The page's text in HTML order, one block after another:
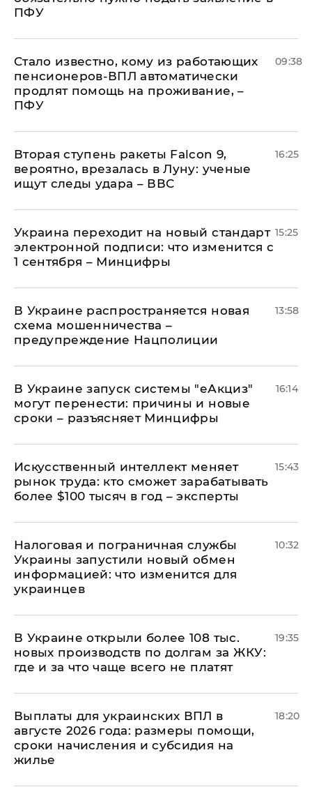
ПФУ
Стало известно, кому из работающих
пенсионеров-ВПЛ автоматически
продлят помощь на проживание, –
ПФУ
09:38
Вторая ступень ракеты Falcon 9,
вероятно, врезалась в Луну: ученые
ищут следы удара – ВВС
16:25
Украина переходит на новый стандарт
электронной подписи: что изменится с
1 сентября – Минцифры
15:25
В Украине распространяется новая
схема мошенничества –
предупреждение Нацполиции
13:58
В Украине запуск системы "еАкциз"
могут перенести: причины и новые
сроки – разъясняет Минцифры
16:14
Искусственный интеллект меняет
рынок труда: кто сможет зарабатывать
более $100 тысяч в год – эксперты
15:43
Налоговая и пограничная службы
Украины запустили новый обмен
информацией: что изменится для
украинцев
10:32
В Украине открыли более 108 тыс.
новых производств по долгам за ЖКУ:
где и за что чаще всего не платят
19:35
Выплаты для украинских ВПЛ в
августе 2026 года: размеры помощи,
сроки начисления и субсидия на
жилье
18:20